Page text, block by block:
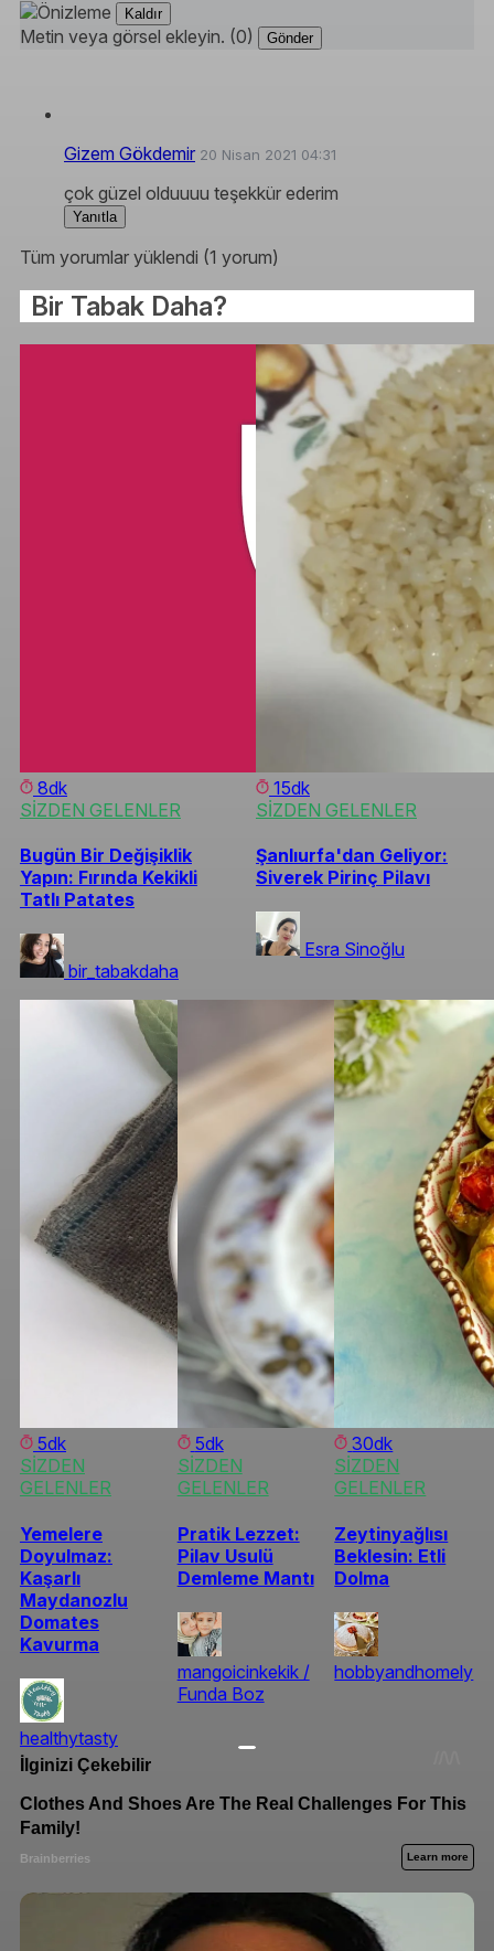
Kaldır
Metin veya görsel ekleyin. (0) Gönder
Gizem Gökdemir 20 Nisan 2021 04:31
çok güzel olduuuu teşekkür ederim
Yanıtla
Tüm yorumlar yüklendi (1 yorum)
Bir Tabak Daha?
8dk
SİZDEN GELENLER
Bugün Bir Değişiklik
Yapın: Fırında Kekikli
Tatlı Patates
bir_tabakdaha
15dk
SİZDEN GELENLER
Şanlıurfa'dan Geliyor:
Siverek Pirinç Pilavı
Esra Sinoğlu
5dk
SİZDEN
GELENLER
Yemelere
Doyulmaz:
Kaşarlı
Maydanozlu
Domates
Kavurma
healthytasty
5dk
SİZDEN
GELENLER
Pratik Lezzet:
Pilav Usulü
Demleme Mantı
mangoicinkekik /
Funda Boz
30dk
SİZDEN
GELENLER
Zeytinyağlısı
Beklesin: Etli
Dolma
hobbyandhomely